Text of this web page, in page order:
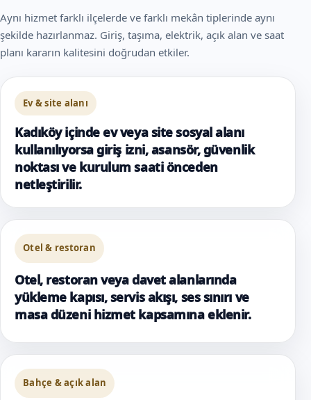
Aynı hizmet farklı ilçelerde ve farklı mekân tiplerinde aynı
şekilde hazırlanmaz. Giriş, taşıma, elektrik, açık alan ve saat
planı kararın kalitesini doğrudan etkiler.
Ev & site alanı
Kadıköy içinde ev veya site sosyal alanı
kullanılıyorsa giriş izni, asansör, güvenlik
noktası ve kurulum saati önceden
netleştirilir.
Otel & restoran
Otel, restoran veya davet alanlarında
yükleme kapısı, servis akışı, ses sınırı ve
masa düzeni hizmet kapsamına eklenir.
Bahçe & açık alan